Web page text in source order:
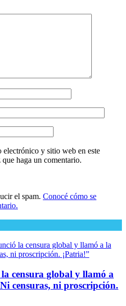
y sitio web en este
haga un comentario.
el spam. Conocé cómo se
censura global y llamó a
censuras, ni proscripción.